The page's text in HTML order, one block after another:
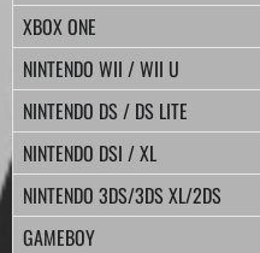
XBOX ONE
NINTENDO WII / WII U
NINTENDO DS / DS LITE
NINTENDO DSI / XL
NINTENDO 3DS/3DS XL/2DS
GAMEBOY